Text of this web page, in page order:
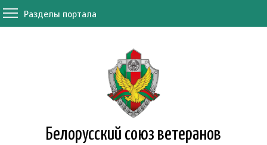
Разделы портала
Белорусский союз ветеранов